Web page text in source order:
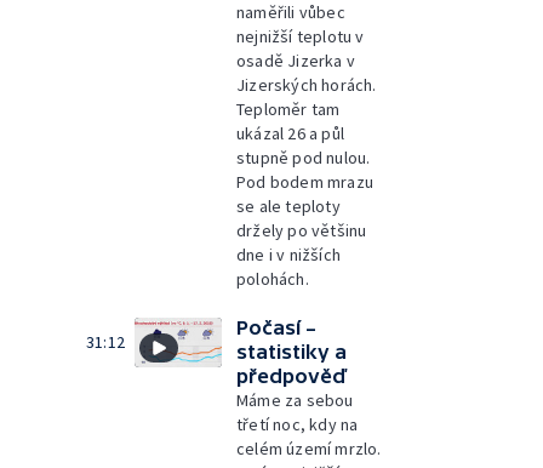
naměřili vůbec
nejnižší teplotu v
osadě Jizerka v
Jizerských horách.
Teploměr tam
ukázal 26 a půl
stupně pod nulou.
Pod bodem mrazu
se ale teploty
držely po většinu
dne i v nižších
polohách.
31:12
Počasí –
statistiky a
předpověď
Máme za sebou
třetí noc, kdy na
celém území mrzlo.